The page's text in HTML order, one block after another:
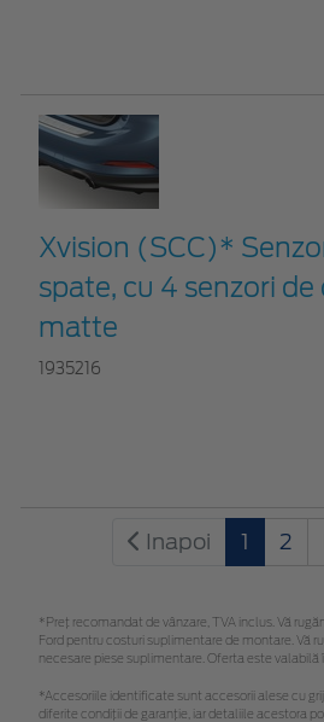
Xvision (SCC)*
spate, cu 4 senzori
matte
1935216
Inapoi 1 2
*Preţ recomandat de vânzare, TVA inclus. Vă
Ford pentru costuri suplimentare de montare. Vă
necesare piese suplimentare. Oferta este valabilă
*Accesoriile identificate sunt accesorii alese cu
diferite condiții de garanție, iar detaliile acestora